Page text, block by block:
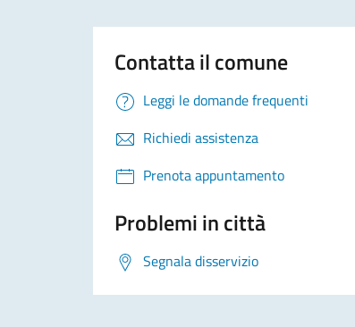
Contatta il comune
Leggi le domande frequenti
Richiedi assistenza
Prenota appuntamento
Problemi in città
Segnala disservizio